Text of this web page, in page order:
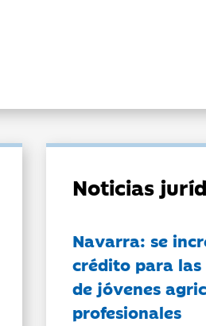
Noticias
Navarra: se
crédito para
de jóvenes
profesionales